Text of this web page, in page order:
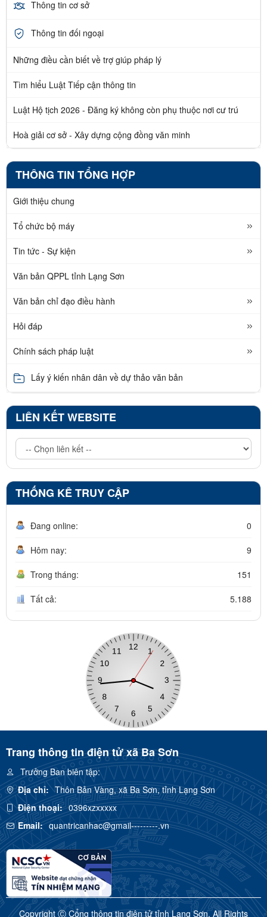
Thông tin cơ sở
Thông tin đối ngoại
Những điều cần biết về trợ giúp pháp lý
Tìm hiểu Luật Tiếp cận thông tin
Luật Hộ tịch 2026 - Đăng ký không còn phụ thuộc nơi cư trú
Hoà giải cơ sở - Xây dựng cộng đồng văn minh
THÔNG TIN TỔNG HỢP
Giới thiệu chung
Tổ chức bộ máy
Tin tức - Sự kiện
Văn bản QPPL tỉnh Lạng Sơn
Văn bản chỉ đạo điều hành
Hỏi đáp
Chính sách pháp luật
Lấy ý kiến nhân dân về dự thảo văn bản
LIÊN KẾT WEBSITE
THỐNG KÊ TRUY CẬP
Đang online: 0
Hôm nay: 9
Trong tháng: 151
Tất cả: 5.188
Trang thông tin điện tử xã Ba Sơn
Trưởng Ban biên tập:
Địa chỉ: Thôn Bản Vàng, xã Ba Sơn, tỉnh Lạng Sơn
Điện thoại: 0396xzxxxxx
Email: quantricanhac@gmail---------.vn
Copyright Ⓒ Cổng thông tin điện tử tỉnh Lạng Sơn. All Rights